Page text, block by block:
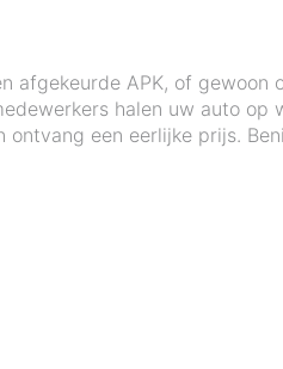
afgekeurde APK, of gewoon
halen uw auto op
een eerlijke prijs.